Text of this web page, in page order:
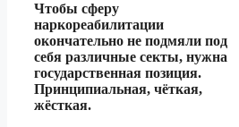
Чтобы сферу
наркореабилитации
окончательно не подмяли под
себя различные секты, нужна
государственная позиция.
Принципиальная, чёткая,
жёсткая.